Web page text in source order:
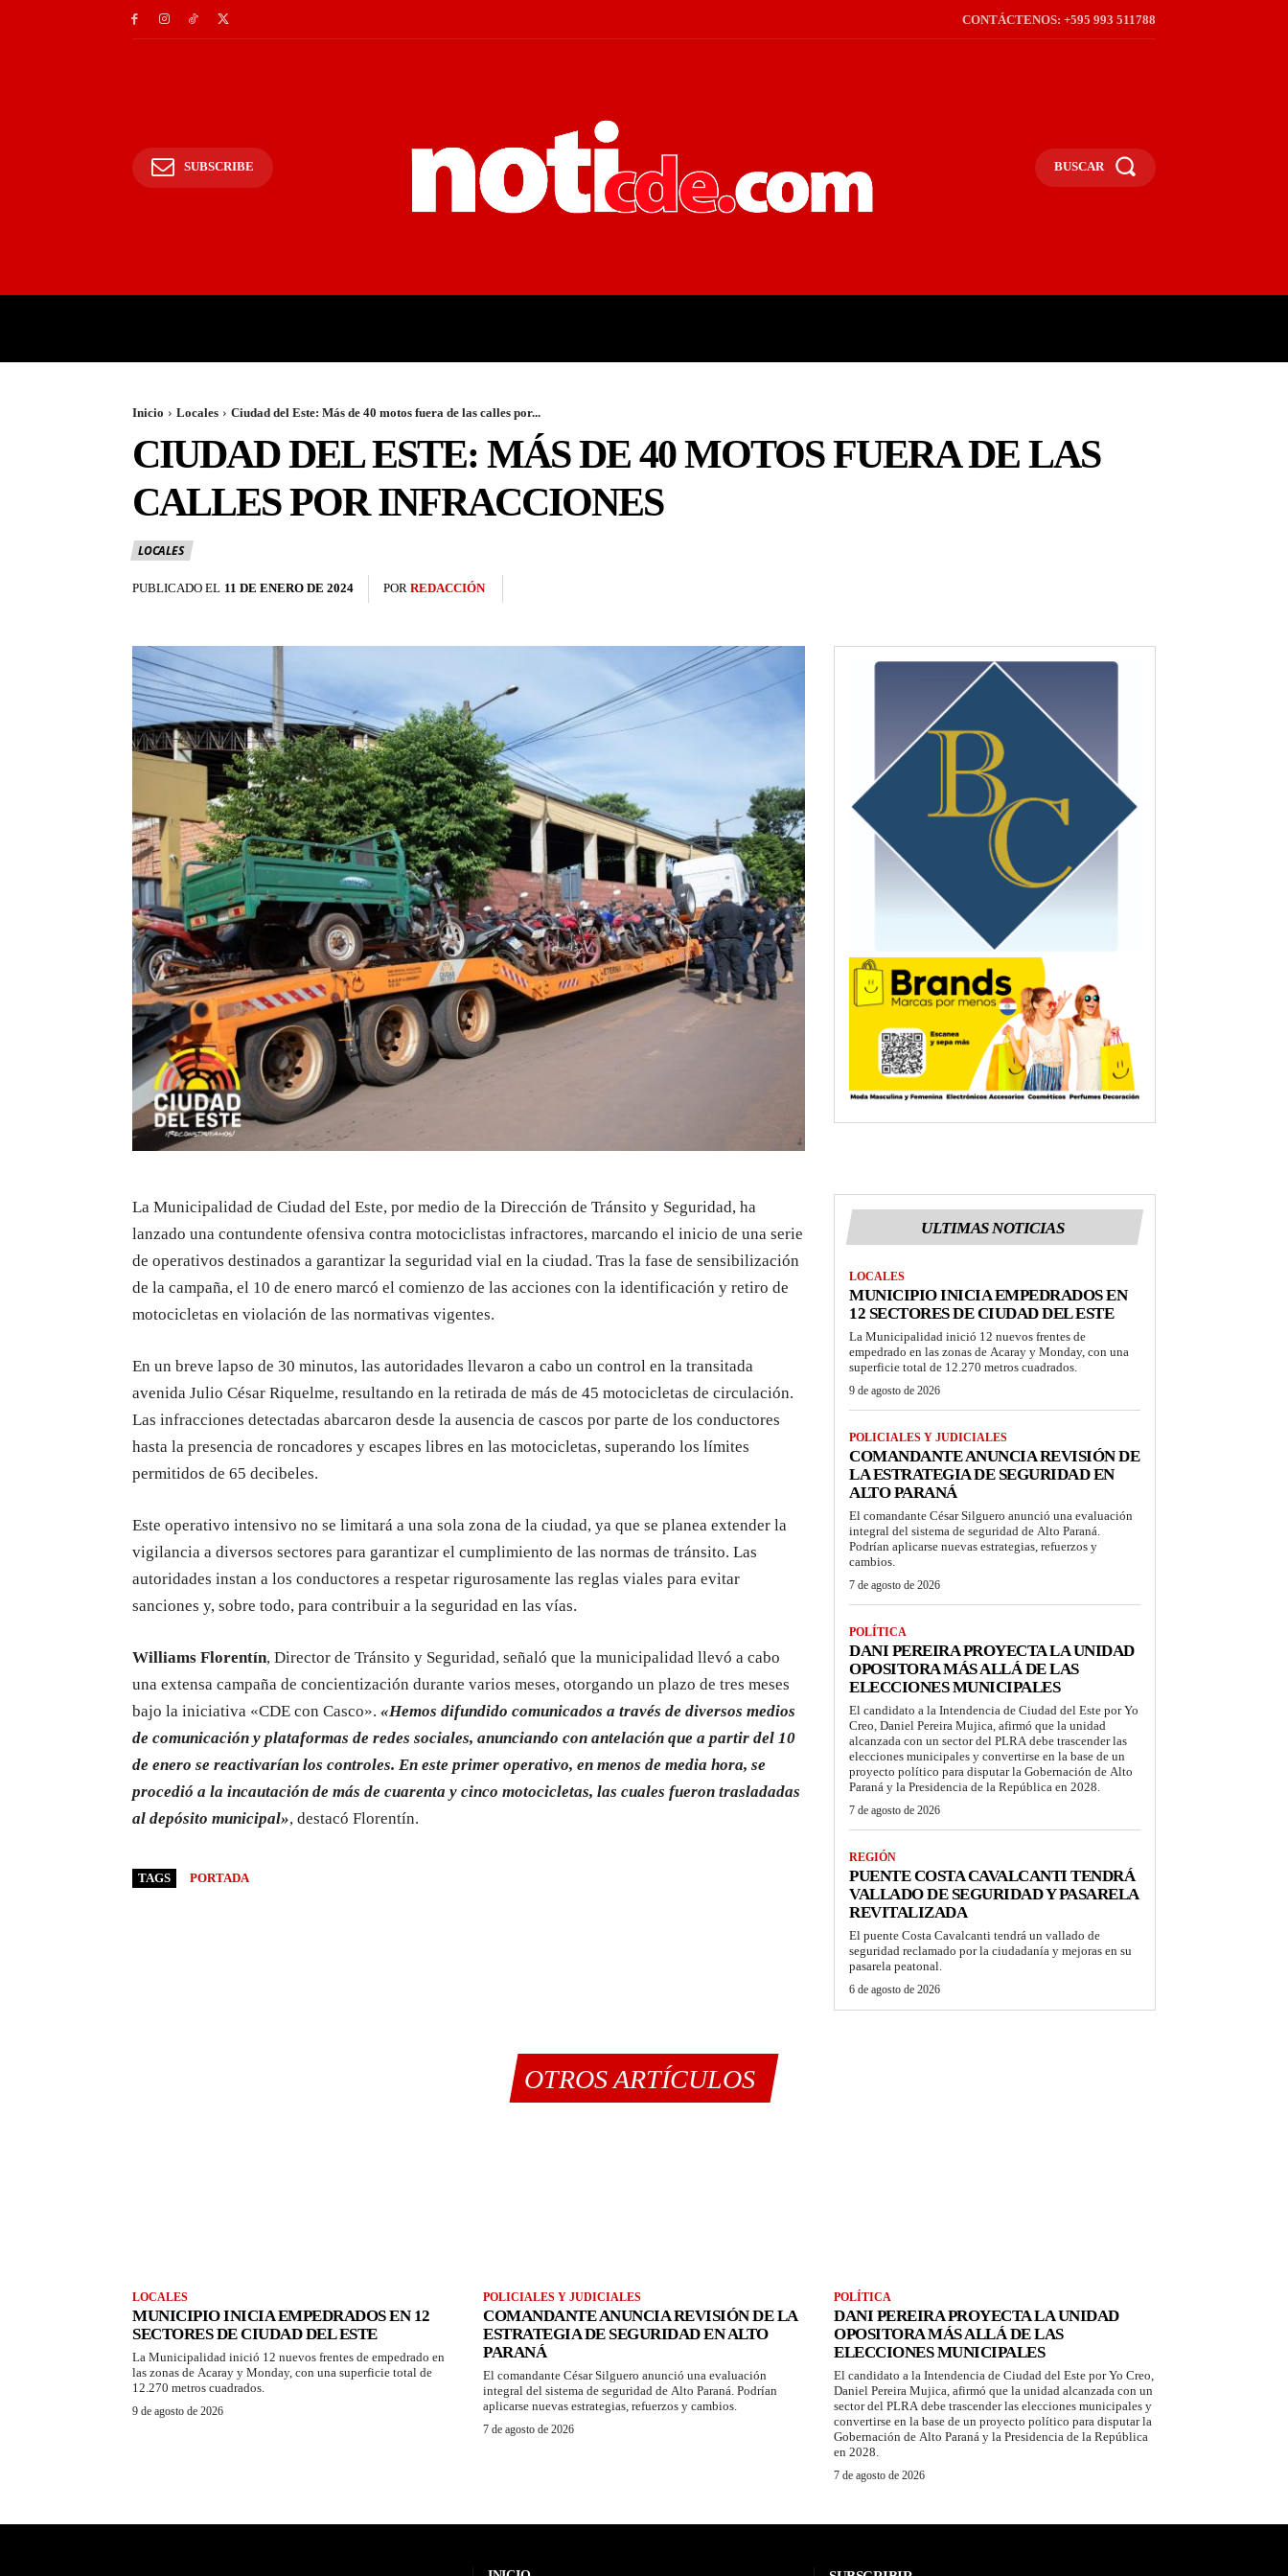
CONTÁCTENOS: +595 993 511788
SUBSCRIBE BUSCAR
Inicio Locales Ciudad del Este: Más de 40 motos fuera de las calles por...
CIUDAD DEL ESTE: MÁS DE 40 MOTOS FUERA DE LAS
CALLES POR INFRACCIONES
LOCALES
PUBLICADO EL 11 DE ENERO DE 2024 POR REDACCIÓN
La Municipalidad de Ciudad del Este, por medio de la Dirección de Tránsito y Seguridad, ha
lanzado una contundente ofensiva contra motociclistas infractores, marcando el inicio de una serie
de operativos destinados a garantizar la seguridad vial en la ciudad. Tras la fase de sensibilización
de la campaña, el 10 de enero marcó el comienzo de las acciones con la identificación y retiro de
motocicletas en violación de las normativas vigentes.
En un breve lapso de 30 minutos, las autoridades llevaron a cabo un control en la transitada
avenida Julio César Riquelme, resultando en la retirada de más de 45 motocicletas de circulación.
Las infracciones detectadas abarcaron desde la ausencia de cascos por parte de los conductores
hasta la presencia de roncadores y escapes libres en las motocicletas, superando los límites
permitidos de 65 decibeles.
Este operativo intensivo no se limitará a una sola zona de la ciudad, ya que se planea extender la
vigilancia a diversos sectores para garantizar el cumplimiento de las normas de tránsito. Las
autoridades instan a los conductores a respetar rigurosamente las reglas viales para evitar
sanciones y, sobre todo, para contribuir a la seguridad en las vías.
Williams Florentín, Director de Tránsito y Seguridad, señaló que la municipalidad llevó a cabo
una extensa campaña de concientización durante varios meses, otorgando un plazo de tres meses
bajo la iniciativa «CDE con Casco». «Hemos difundido comunicados a través de diversos medios
de comunicación y plataformas de redes sociales, anunciando con antelación que a partir del 10
de enero se reactivarían los controles. En este primer operativo, en menos de media hora, se
procedió a la incautación de más de cuarenta y cinco motocicletas, las cuales fueron trasladadas
al depósito municipal», destacó Florentín.
TAGS PORTADA
ULTIMAS NOTICIAS
LOCALES
MUNICIPIO INICIA EMPEDRADOS EN
12 SECTORES DE CIUDAD DEL ESTE
La Municipalidad inició 12 nuevos frentes de
empedrado en las zonas de Acaray y Monday, con una
superficie total de 12.270 metros cuadrados.
9 de agosto de 2026
POLICIALES Y JUDICIALES
COMANDANTE ANUNCIA REVISIÓN DE
LA ESTRATEGIA DE SEGURIDAD EN
ALTO PARANÁ
El comandante César Silguero anunció una evaluación
integral del sistema de seguridad de Alto Paraná.
Podrían aplicarse nuevas estrategias, refuerzos y
cambios.
7 de agosto de 2026
POLÍTICA
DANI PEREIRA PROYECTA LA UNIDAD
OPOSITORA MÁS ALLÁ DE LAS
ELECCIONES MUNICIPALES
El candidato a la Intendencia de Ciudad del Este por Yo
Creo, Daniel Pereira Mujica, afirmó que la unidad
alcanzada con un sector del PLRA debe trascender las
elecciones municipales y convertirse en la base de un
proyecto político para disputar la Gobernación de Alto
Paraná y la Presidencia de la República en 2028.
7 de agosto de 2026
REGIÓN
PUENTE COSTA CAVALCANTI TENDRÁ
VALLADO DE SEGURIDAD Y PASARELA
REVITALIZADA
El puente Costa Cavalcanti tendrá un vallado de
seguridad reclamado por la ciudadanía y mejoras en su
pasarela peatonal.
6 de agosto de 2026
OTROS ARTÍCULOS
LOCALES
MUNICIPIO INICIA EMPEDRADOS EN 12
SECTORES DE CIUDAD DEL ESTE
La Municipalidad inició 12 nuevos frentes de empedrado en
las zonas de Acaray y Monday, con una superficie total de
12.270 metros cuadrados.
9 de agosto de 2026
POLICIALES Y JUDICIALES
COMANDANTE ANUNCIA REVISIÓN DE LA
ESTRATEGIA DE SEGURIDAD EN ALTO
PARANÁ
El comandante César Silguero anunció una evaluación
integral del sistema de seguridad de Alto Paraná. Podrían
aplicarse nuevas estrategias, refuerzos y cambios.
7 de agosto de 2026
POLÍTICA
DANI PEREIRA PROYECTA LA UNIDAD
OPOSITORA MÁS ALLÁ DE LAS
ELECCIONES MUNICIPALES
El candidato a la Intendencia de Ciudad del Este por Yo Creo,
Daniel Pereira Mujica, afirmó que la unidad alcanzada con un
sector del PLRA debe trascender las elecciones municipales y
convertirse en la base de un proyecto político para disputar la
Gobernación de Alto Paraná y la Presidencia de la República
en 2028.
7 de agosto de 2026